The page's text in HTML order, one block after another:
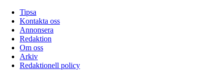
Tipsa
Kontakta oss
Annonsera
Redaktion
Om oss
Arkiv
Redaktionell policy